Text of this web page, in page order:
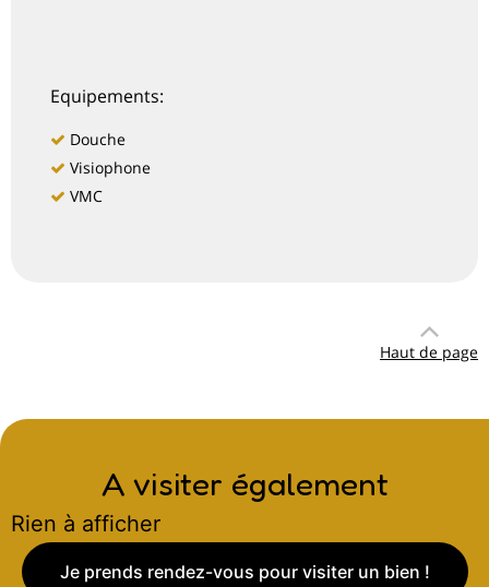
Equipements:
Douche
Visiophone
VMC
Haut de page
A visiter également
Rien à afficher
Je prends rendez-vous pour visiter un bien !